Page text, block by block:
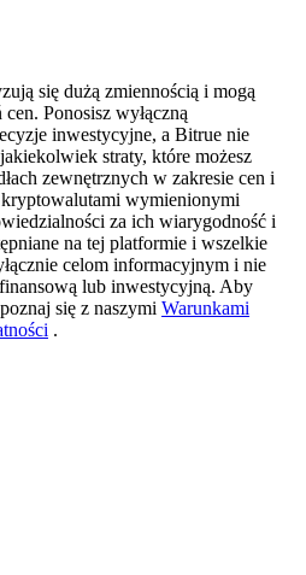
prize pool
się dużą zmiennością i mogą
Ponosisz wyłączną
inwestycyjne, a Bitrue nie
straty, które możesz
zewnętrznych w zakresie cen i
wymienionymi
za ich wiarygodność i
na tej platformie i wszelkie
celom informacyjnym i nie
lub inwestycyjną. Aby
się z naszymi Warunkami
.